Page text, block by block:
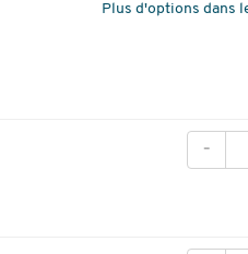
Plus d'options dans
-